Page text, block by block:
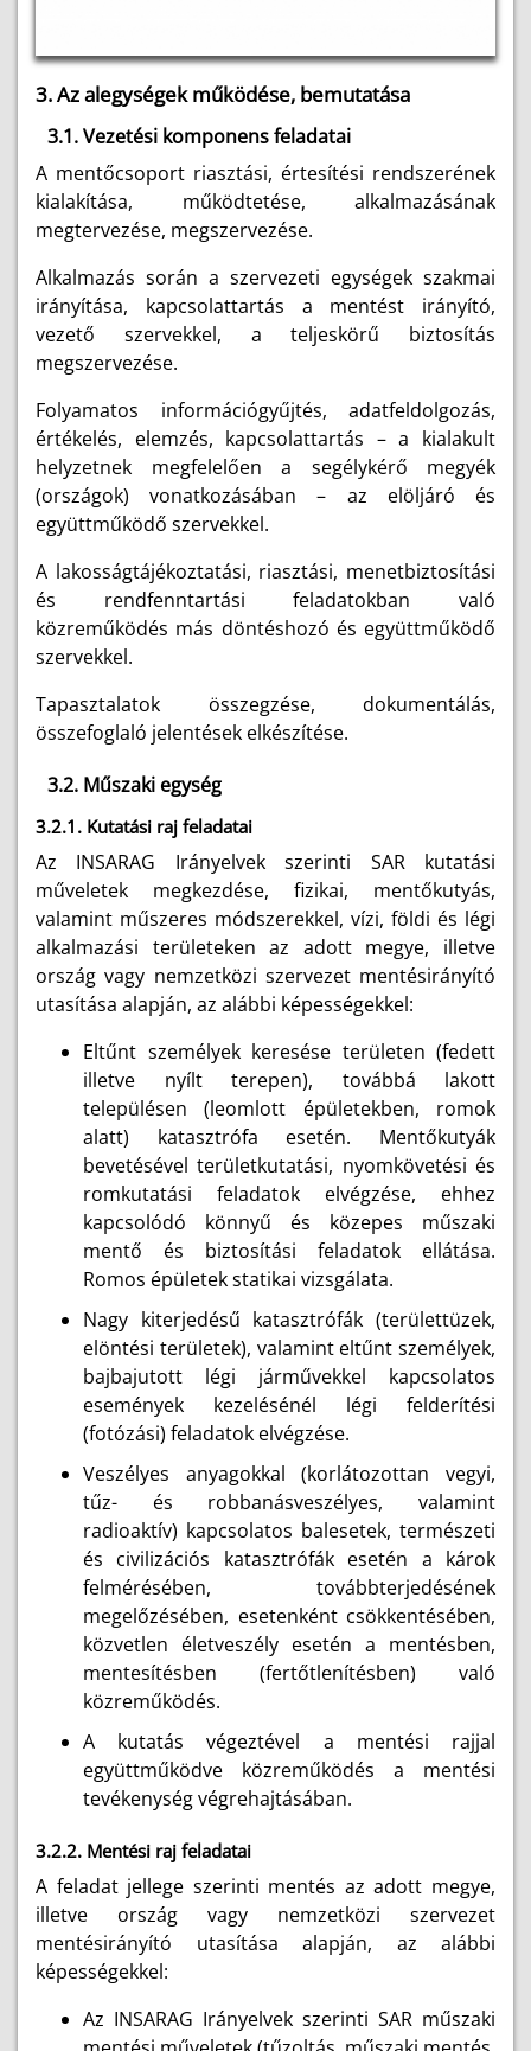
3. Az alegységek működése, bemutatása
3.1. Vezetési komponens feladatai
A mentőcsoport riasztási, értesítési rendszerének
kialakítása, működtetése, alkalmazásának
megtervezése, megszervezése.
Alkalmazás során a szervezeti egységek szakmai
irányítása, kapcsolattartás a mentést irányító,
vezető szervekkel, a teljeskörű biztosítás
megszervezése.
Folyamatos információgyűjtés, adatfeldolgozás,
értékelés, elemzés, kapcsolattartás – a kialakult
helyzetnek megfelelően a segélykérő megyék
(országok) vonatkozásában – az elöljáró és
együttműködő szervekkel.
A lakosságtájékoztatási, riasztási, menetbiztosítási
és rendfenntartási feladatokban való
közreműködés más döntéshozó és együttműködő
szervekkel.
Tapasztalatok összegzése, dokumentálás,
összefoglaló jelentések elkészítése.
3.2. Műszaki egység
3.2.1. Kutatási raj feladatai
Az INSARAG Irányelvek szerinti SAR kutatási
műveletek megkezdése, fizikai, mentőkutyás,
valamint műszeres módszerekkel, vízi, földi és légi
alkalmazási területeken az adott megye, illetve
ország vagy nemzetközi szervezet mentésirányító
utasítása alapján, az alábbi képességekkel:
Eltűnt személyek keresése területen (fedett
illetve nyílt terepen), továbbá lakott
településen (leomlott épületekben, romok
alatt) katasztrófa esetén. Mentőkutyák
bevetésével területkutatási, nyomkövetési és
romkutatási feladatok elvégzése, ehhez
kapcsolódó könnyű és közepes műszaki
mentő és biztosítási feladatok ellátása.
Romos épületek statikai vizsgálata.
Nagy kiterjedésű katasztrófák (területtüzek,
elöntési területek), valamint eltűnt személyek,
bajbajutott légi járművekkel kapcsolatos
események kezelésénél légi felderítési
(fotózási) feladatok elvégzése.
Veszélyes anyagokkal (korlátozottan vegyi,
tűz- és robbanásveszélyes, valamint
radioaktív) kapcsolatos balesetek, természeti
és civilizációs katasztrófák esetén a károk
felmérésében, továbbterjedésének
megelőzésében, esetenként csökkentésében,
közvetlen életveszély esetén a mentésben,
mentesítésben (fertőtlenítésben) való
közreműködés.
A kutatás végeztével a mentési rajjal
együttműködve közreműködés a mentési
tevékenység végrehajtásában.
3.2.2. Mentési raj feladatai
A feladat jellege szerinti mentés az adott megye,
illetve ország vagy nemzetközi szervezet
mentésirányító utasítása alapján, az alábbi
képességekkel:
Az INSARAG Irányelvek szerinti SAR műszaki